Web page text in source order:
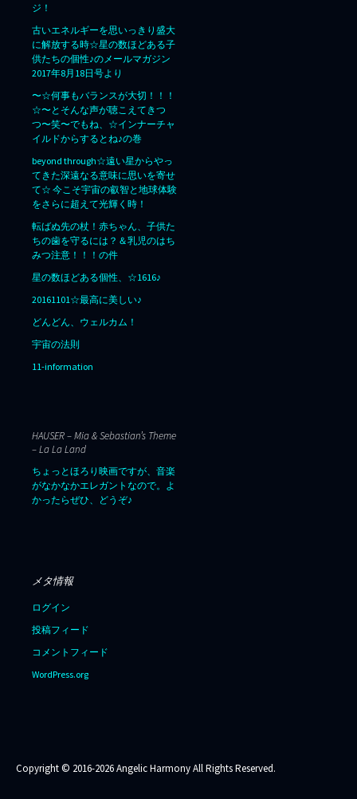
ジ！
古いエネルギーを思いっきり盛大
に解放する時☆星の数ほどある子
供たちの個性♪のメールマガジン
2017年8月18日号より
〜☆何事もバランスが大切！！！
☆〜とそんな声が聴こえてきつ
つ〜笑〜でもね、☆インナーチャ
イルドからするとね♪の巻
beyond through☆遠い星からやっ
てきた深遠なる意味に思いを寄せ
て☆ 今こそ宇宙の叡智と地球体験
をさらに超えて光輝く時！
転ばぬ先の杖！赤ちゃん、子供た
ちの歯を守るには？＆乳児のはち
みつ注意！！！の件
星の数ほどある個性、☆1616♪
20161101☆最高に美しい♪
どんどん、ウェルカム！
宇宙の法則
11-information
HAUSER – Mia & Sebastian’s Theme
– La La Land
ちょっとほろり映画ですが、音楽
がなかなかエレガントなので。よ
かったらぜひ、どうぞ♪
メタ情報
ログイン
投稿フィード
コメントフィード
WordPress.org
Copyright © 2016-2026 Angelic Harmony All Rights Reserved.